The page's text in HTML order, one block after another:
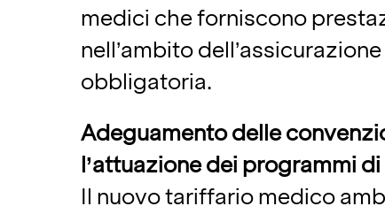
medici che forniscono
nell’ambito
obbligatoria.
Adeguamento delle
l’attuazione dei programmi
Il nuovo tariffario medico